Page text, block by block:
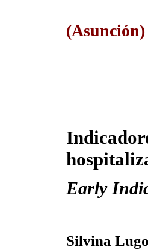
Early
Silvina